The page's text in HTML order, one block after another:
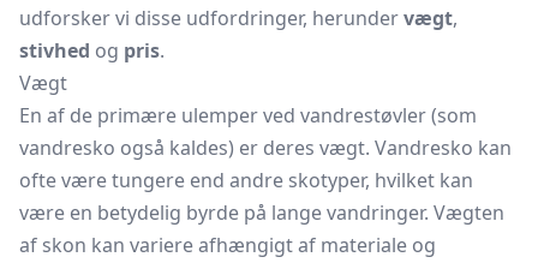
udforsker vi disse udfordringer, herundervægt,
stivhed og pris.
Vægt
En af de primære ulemper ved vandrestøvler (som
vandresko også kaldes) er deres vægt. Vandresko kan
ofte være tungere end andre skotyper, hvilket kan
være en betydelig byrde på lange vandringer. Vægten
af skon kan variere afhængigt af materiale og